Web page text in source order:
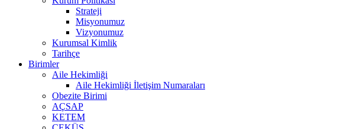
Strateji
Misyonumuz
Vizyonumuz
Kurumsal Kimlik
Tarihçe
Birimler
Aile Hekimliği
Aile Hekimliği İletişim Numaraları
Obezite Birimi
AÇSAP
KETEM